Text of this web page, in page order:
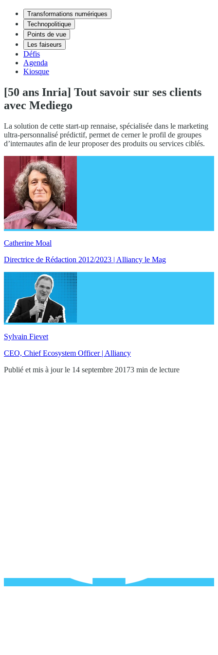
Transformations numériques
Technopolitique
Points de vue
Les faiseurs
Défis
Agenda
Kiosque
[50 ans Inria] Tout savoir sur ses clients
avec Mediego
La solution de cette start-up rennaise, spécialisée dans le marketing
ultra-personnalisé prédictif, permet de cerner le profil de groupes
d’internautes afin de leur proposer des produits ou services ciblés.
Catherine Moal
Directrice de Rédaction 2012/2023 | Alliancy le Mag
Sylvain Fievet
CEO, Chief Ecosystem Officer | Alliancy
Publié et mis à jour le 14 septembre 20173 min de lecture